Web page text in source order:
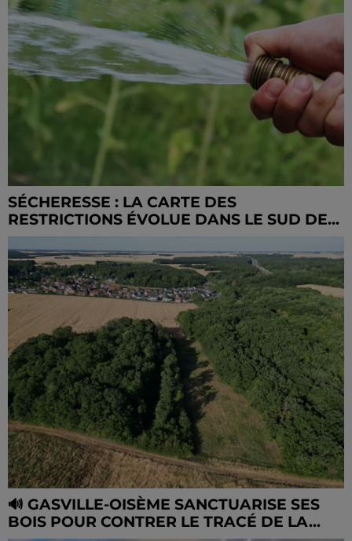
SÉCHERESSE : LA CARTE DES
RESTRICTIONS ÉVOLUE DANS LE SUD DE...
🔊 GASVILLE-OISÈME SANCTUARISE SES
BOIS POUR CONTRER LE TRACÉ DE LA...